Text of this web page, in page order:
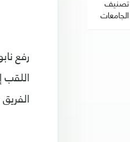
الجامعات